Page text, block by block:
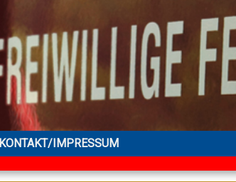
KONTAKT/IMPRESSUM